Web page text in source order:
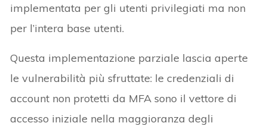
implementata per gli utenti privilegiati ma non
per l’intera base utenti.
Questa implementazione parziale lascia aperte
le vulnerabilità più sfruttate: le credenziali di
account non protetti da MFA sono il vettore di
accesso iniziale nella maggioranza degli